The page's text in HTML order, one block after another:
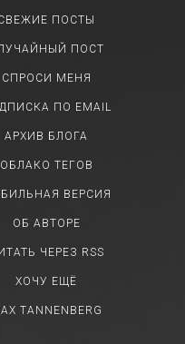
ПОСТЫ
ПОСТ
СПРОСИ МЕНЯ
ПО EMAIL
АРХИВ БЛОГА
ОБЛАКО ТЕГОВ
ВЕРСИЯ
ОБ АВТОРЕ
ЧЕРЕЗ RSS
ХОЧУ ЕЩЁ
TANNENBERG